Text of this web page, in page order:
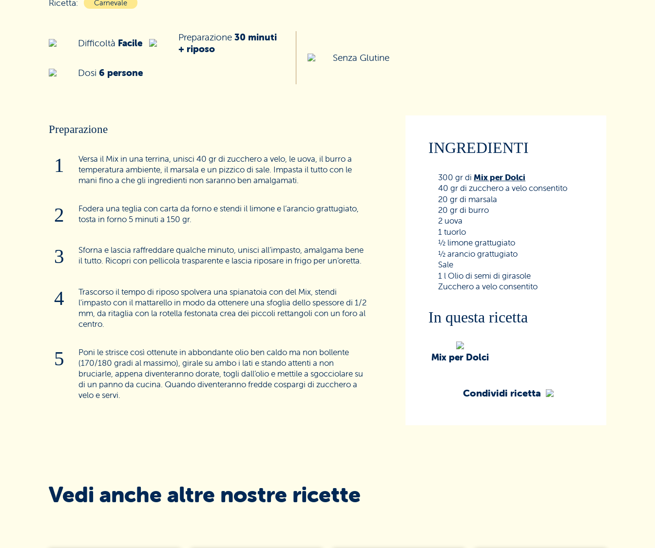
Ricetta: Carnevale
Difficoltà Facile Preparazione 30 minuti
+ riposo
Dosi 6 persone
Senza Glutine
INGREDIENTI
300 gr diMix per Dolci
40 gr di zucchero a velo consentito
20 gr di marsala
20 gr di burro
2 uova
1 tuorlo
½ limone grattugiato
½ arancio grattugiato
Sale
1 l Olio di semi di girasole
Zucchero a velo consentito
In questa ricetta
Mix per Dolci
Condividi ricetta
Preparazione
Versa il Mix in una terrina, unisci 40 gr di zucchero a velo, le uova, il burro a
temperatura ambiente, il marsala e un pizzico di sale. Impasta il tutto con le
mani fino a che gli ingredienti non saranno ben amalgamati.
Fodera una teglia con carta da forno e stendi il limone e l’arancio grattugiato,
tosta in forno 5 minuti a 150 gr.
Sforna e lascia raffreddare qualche minuto, unisci all’impasto, amalgama bene
il tutto. Ricopri con pellicola trasparente e lascia riposare in frigo per un’oretta.
Trascorso il tempo di riposo spolvera una spianatoia con del Mix, stendi
l'impasto con il mattarello in modo da ottenere una sfoglia dello spessore di 1/2
mm, da ritaglia con la rotella festonata crea dei piccoli rettangoli con un foro al
centro.
Poni le strisce così ottenute in abbondante olio ben caldo ma non bollente
(170/180 gradi al massimo), girale su ambo i lati e stando attenti a non
bruciarle, appena diventeranno dorate, togli dall’olio e mettile a sgocciolare su
di un panno da cucina. Quando diventeranno fredde cospargi di zucchero a
velo e servi.
Vedi anche altre nostre ricette